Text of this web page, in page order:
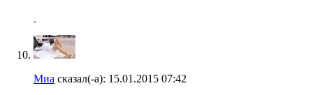
Миа сказал(-а): 15.01.2015 07:42